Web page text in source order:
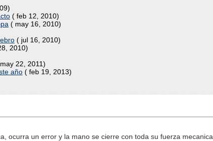
( feb 12, 2010)
( may 16, 2010)
( jul 16, 2010)
2010)
22, 2011)
año ( feb 19, 2013)
ocurra un error y la mano se cierre con toda su fuerza mecanica